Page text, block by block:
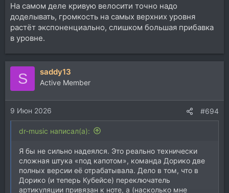
На самом деле кривую велосити точно надо
доделывать, громкость на самых верхних уровня
растёт экспоненциально, слишком большая прибавка
в уровне.
S saddy13
Active Member
9 Июн 2026 #694
dr-music написал(а):
Я бы не сильно надеялся. Это реально технически
сложная штука «под капотом», команда Дорико две
полных версии её отрабатывала. Дело в том, что в
Дорико (и теперь Кубейсе) переключатель
артикуляции привязан к ноте, а (насколько мне